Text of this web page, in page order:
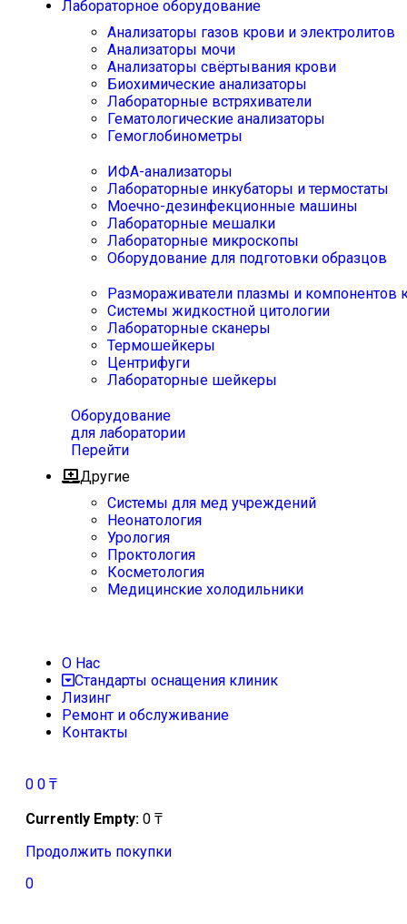
Лабораторное оборудование
Анализаторы газов крови и электролитов
Анализаторы мочи
Анализаторы свёртывания крови
Биохимические анализаторы
Лабораторные встряхиватели
Гематологические анализаторы
Гемоглобинометры
ИФА-анализаторы
Лабораторные инкубаторы и термостаты
Моечно-дезинфекционные машины
Лабораторные мешалки
Лабораторные микроскопы
Оборудование для подготовки образцов
Размораживатели плазмы и компонентов
Системы жидкостной цитологии
Лабораторные сканеры
Термошейкеры
Центрифуги
Лабораторные шейкеры
Оборудование
для лаборатории
Перейти
Другие
Системы для мед учреждений
Неонатология
Урология
Проктология
Косметология
Медицинские холодильники
О Нас
Стандарты оснащения клиник
Лизинг
Ремонт и обслуживание
Контакты
0 0 ₸
Currently Empty: 0 ₸
Продолжить покупки
0